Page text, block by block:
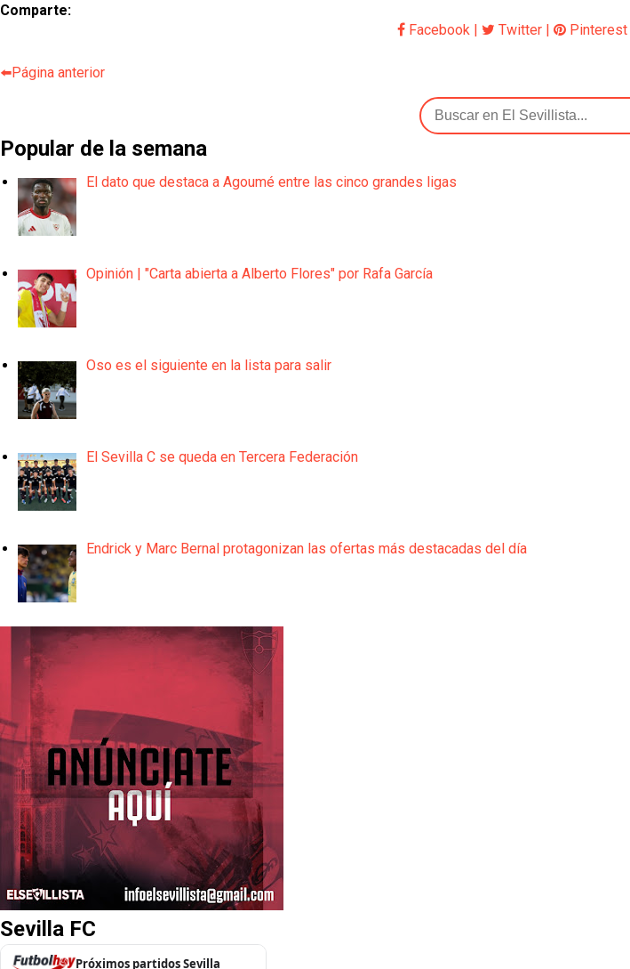
Comparte:
Facebook | Twitter | Pinterest
⬅️Página anterior
Popular de la semana
El dato que destaca a Agoumé entre las cinco grandes ligas
Opinión | "Carta abierta a Alberto Flores" por Rafa García
Oso es el siguiente en la lista para salir
El Sevilla C se queda en Tercera Federación
Endrick y Marc Bernal protagonizan las ofertas más destacadas del día
Sevilla FC